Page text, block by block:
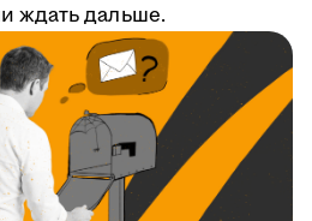
ждать дальше.